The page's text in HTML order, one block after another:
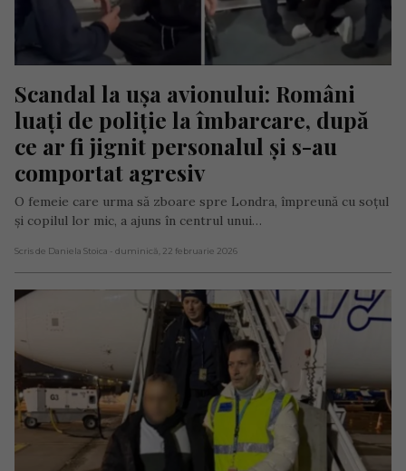
Scandal la ușa avionului: Români
luați de poliție la îmbarcare, după
ce ar fi jignit personalul și s-au
comportat agresiv
O femeie care urma să zboare spre Londra, împreună cu soțul
și copilul lor mic, a ajuns în centrul unui…
Scris de Daniela Stoica - duminică, 22 februarie 2026